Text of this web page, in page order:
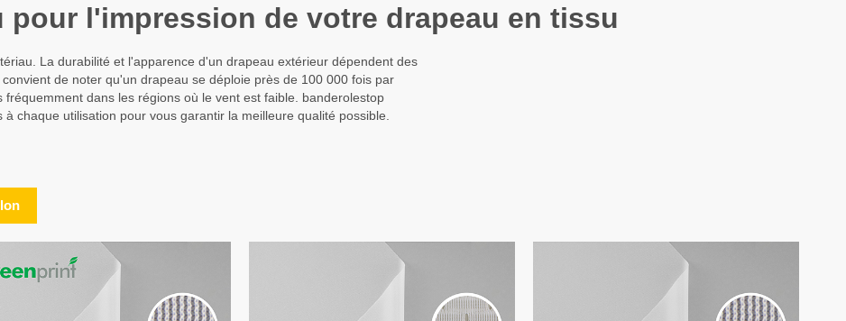
pour l'impression de votre drapeau en tissu
La durabilité et l'apparence d'un drapeau extérieur dépendent des
de noter qu'un drapeau se déploie près de 100 000 fois par
dans les régions où le vent est faible. banderolestop
chaque utilisation pour vous garantir la meilleure qualité possible.